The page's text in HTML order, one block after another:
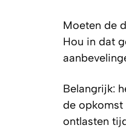
Moeten de
Hou in dat
Belangrijk:
de opkomst
ontlasten